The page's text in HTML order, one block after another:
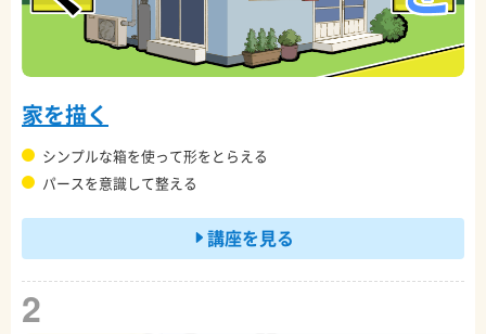
家を描く
シンプルな箱を使って形をとらえる
パースを意識して整える
講座を見る
2